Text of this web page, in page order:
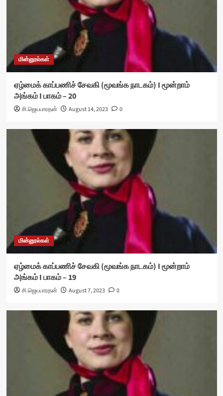
மின்னூல்கள்
ஏழ்மைக் காப்பணிச் சேவகி (மூவங்க நாடகம்) I மூன்றாம்
அங்கம் I பாகம் – 20
சி.ஜெயபாரதன் August 14, 2023 0
மின்னூல்கள்
ஏழ்மைக் காப்பணிச் சேவகி (மூவங்க நாடகம்) I மூன்றாம்
அங்கம் I பாகம் – 19
சி.ஜெயபாரதன் August 7, 2023 0